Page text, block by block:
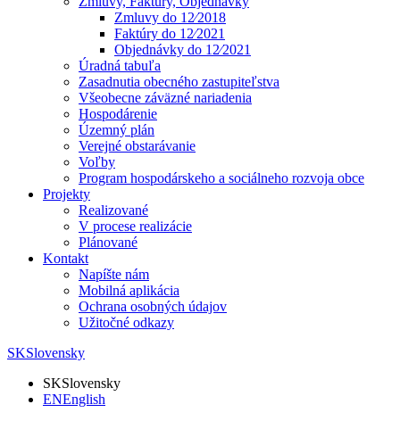
Zmluvy do 12⁄2018
Faktúry do 12⁄2021
Objednávky do 12⁄2021
Úradná tabuľa
Zasadnutia obecného zastupiteľstva
Všeobecne záväzné nariadenia
Hospodárenie
Územný plán
Verejné obstarávanie
Voľby
Program hospodárskeho a sociálneho rozvoja obce
Projekty
Realizované
V procese realizácie
Plánované
Kontakt
Napíšte nám
Mobilná aplikácia
Ochrana osobných údajov
Užitočné odkazy
SKSlovensky
SKSlovensky
ENEnglish